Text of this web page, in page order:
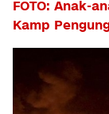
FOTO: Anak-
Kamp